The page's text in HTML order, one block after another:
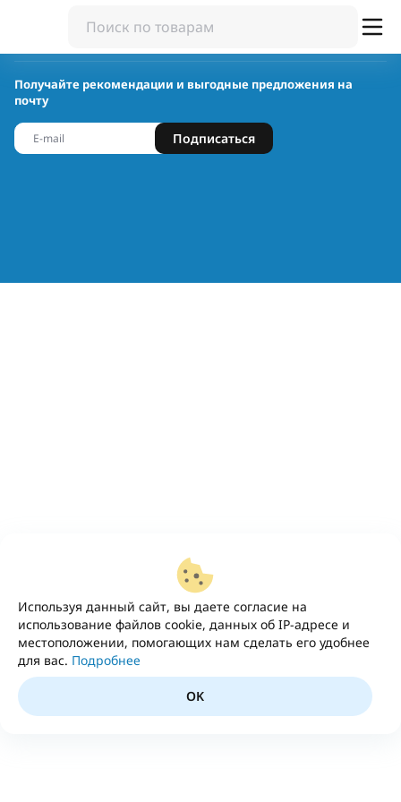
Используя данный сайт, вы даете согласие на
использование файлов cookie, данных об IP-адресе и
местоположении, помогающих нам сделать его удобнее
для вас. Подробнее
OK
Получайте рекомендации и выгодные предложения на
почту
Подписаться